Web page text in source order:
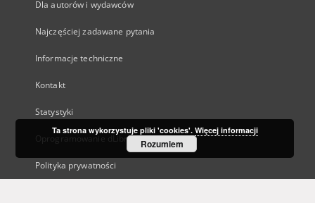
Dla autorów i wydawców
Najczęściej zadawane pytania
Informacje techniczne
Kontakt
Statystyki
Oprogramowanie dLibra
Polityka prywatności
Ta strona wykorzystuje pliki 'cookies'. Więcej informacji
Rozumiem